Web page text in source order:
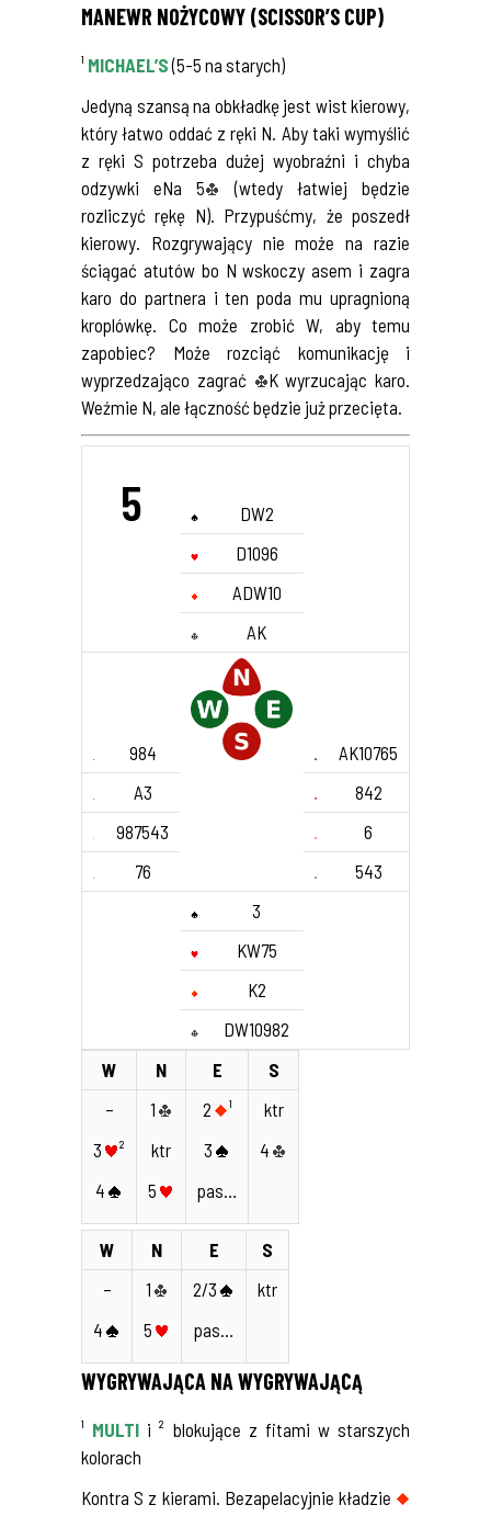
MANEWR NOŻYCOWY (SCISSOR’S CUP)
¹ MICHAEL’S(5-5 na starych)
Jedyną szansą na obkładkę jest wist kierowy,
który łatwo oddać z ręki N. Aby taki wymyślić
z ręki S potrzeba dużej wyobraźni i chyba
odzywki eNa 5
(wtedy łatwiej będzie
rozliczyć rękę N). Przypuśćmy, że poszedł
kierowy. Rozgrywający nie może na razie
ściągać atutów bo N wskoczy asem i zagra
karo do partnera i ten poda mu upragnioną
kroplówkę. Co może zrobić W, aby temu
zapobiec? Może rozciąć komunikację i
wyprzedzająco zagrać
K wyrzucając karo.
Weźmie N, ale łączność będzie już przecięta.
5
DW2
D1096
ADW10
AK
984
AK10765
A3
842
987543
6
76
543
3
KW75
K2
DW10982
W
N E
S
–
3
²
4
1
ktr
5
2
¹
3
pas…
ktr
4
W N E
S
–
4
1
5
2/3
pas…
ktr
WYGRYWAJĄCA NA WYGRYWAJĄCĄ
¹ MULTI i ² blokujące z fitami w starszych
kolorach
Kontra S z kierami. Bezapelacyjnie kładzie